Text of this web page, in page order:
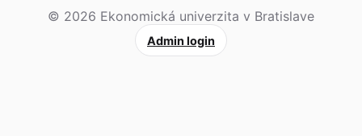
© 2026 Ekonomická univerzita v Bratislave
Admin login